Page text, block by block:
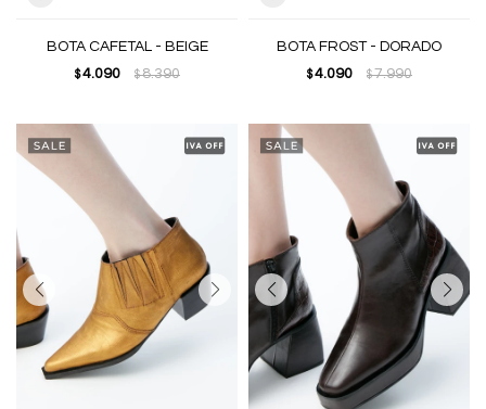
BOTA CAFETAL - BEIGE
$ 4.090 $8.390
BOTA FROST - DORADO
$ 4.090 $7.990